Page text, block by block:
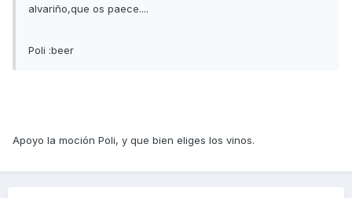
alvariño,que os paece....
Poli :beer
Apoyo la moción Poli, y que bien eliges los vinos.